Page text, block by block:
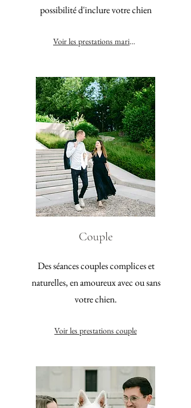
possibilité d'inclure votre chien
Voir les prestations mariage
Couple
Des séances couples complices et
naturelles, en amoureux avec ou sans
votre chien.
Voir les prestations couple